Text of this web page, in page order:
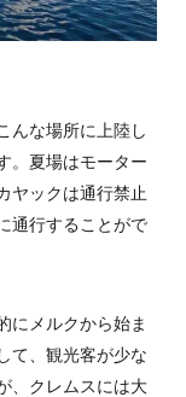
んな場所に上陸し
。夏場はモーター
ヤックは通行禁止
通行することがで
にメルクから始ま
て、観光客が少な
、クレムスには大